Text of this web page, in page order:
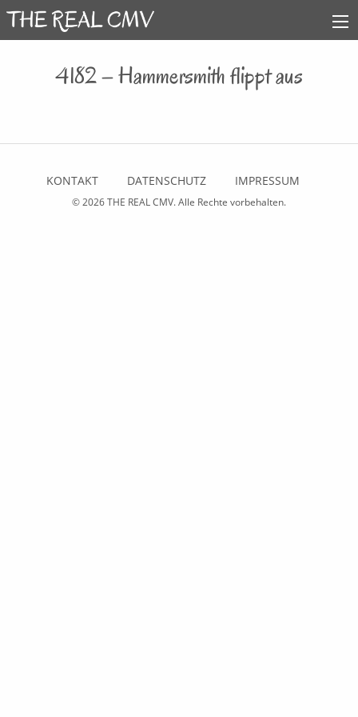
4182 – Hammersmith flippt aus
KONTAKT DATENSCHUTZ IMPRESSUM
© 2026THE REAL CMV. Alle Rechte vorbehalten.